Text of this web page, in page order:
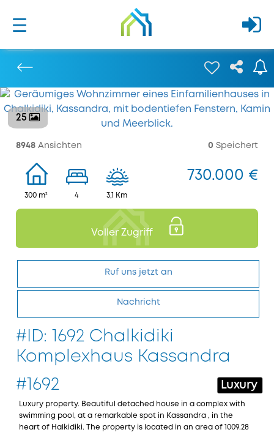
25
8948 Ansichten 0 Speichert
300 m² 4 3,1 Km
730.000 €
Voller Zugriff
Ruf uns jetzt an
Nachricht
#ID: 1692 Chalkidiki
Komplexhaus Kassandra
#1692
Luxury
Luxury property. Beautiful detached house in a complex with
swimming pool, at a remarkable spot in Kassandra , in the
heart of Halkidiki. The property is located in an area of 1009.28